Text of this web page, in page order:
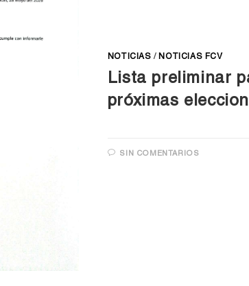
NOTICIAS / NOTICIAS FCV
Lista preliminar
próximas
SIN COMENTARIOS